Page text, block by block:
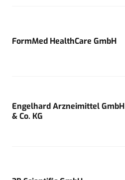
FormMed HealthCare GmbH
Engelhard Arzneimittel GmbH
& Co. KG